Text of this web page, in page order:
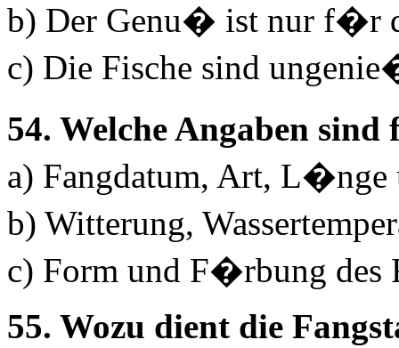
b) Der Genu� ist nur f�r
c) Die Fische sind
54. Welche Angaben
a) Fangdatum, Art, L�nge
b) Witterung,
c) Form und F�rbung des
55. Wozu dient die